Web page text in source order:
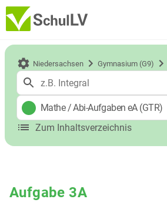
Niedersachsen Gymnasium (G9)
Mathe/Abi-Aufgaben eA (GTR)
Zum Inhaltsverzeichnis
Aufgabe 3A